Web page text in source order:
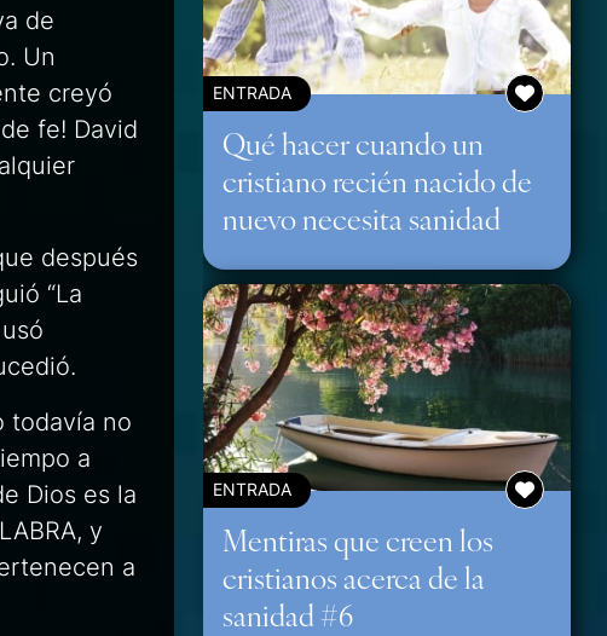
de
Un
creyó
fe! David
después
“La
todavía no
a
Dios es la
y
a
ENTRADA
Qué hacer cuando un
cristiano recién nacido de
nuevo necesita sanidad
ENTRADA
Mentiras que creen los
cristianos acerca de la
sanidad #6